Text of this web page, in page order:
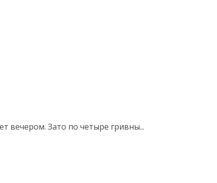
вечером. Зато по четыре гривны...